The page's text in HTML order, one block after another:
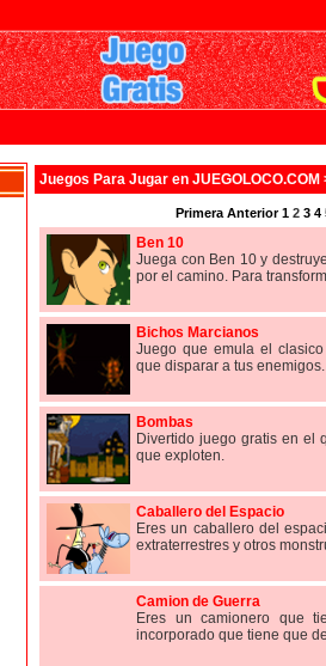
Juegos Para Jugar en JUEGOLOCO.COM
Primera Anterior 1 2 3 4
Ben 10
Juega con Ben 10 y
por el camino. Para
Bichos Marcianos
Juego que emula el
que disparar a tus enemigos.
Bombas
Divertido juego gratis en el
que exploten.
Caballero del Espacio
Eres un caballero del
extraterrestres y otros
Camion de Guerra
Eres un camionero que
incorporado que tiene que